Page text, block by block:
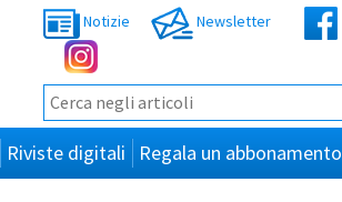
Notizie Newsletter
Riviste digitali Regala un abbonamento